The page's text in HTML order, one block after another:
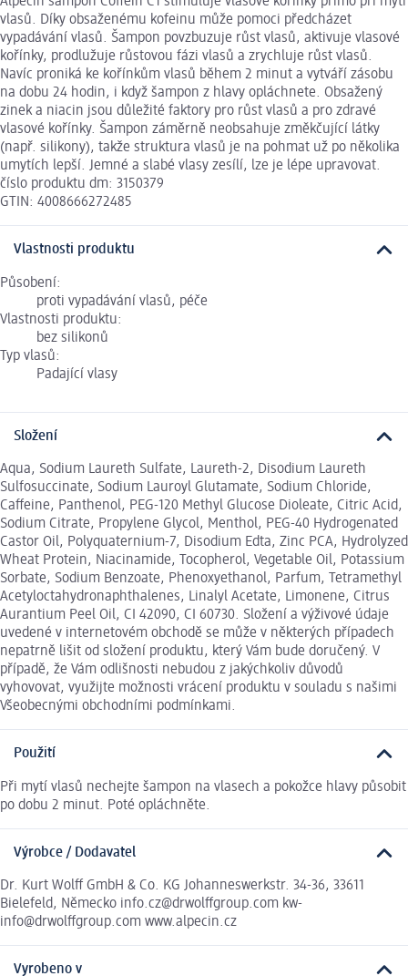
vlasů. Díky obsaženému kofeinu může pomoci předcházet
vypadávání vlasů. Šampon povzbuzuje růst vlasů, aktivuje vlasové
kořínky, prodlužuje růstovou fázi vlasů a zrychluje růst vlasů.
Navíc proniká ke kořínkům vlasů během 2 minut a vytváří zásobu
na dobu 24 hodin, i když šampon z hlavy opláchnete. Obsažený
zinek a niacin jsou důležité faktory pro růst vlasů a pro zdravé
vlasové kořínky. Šampon záměrně neobsahuje změkčující látky
(např. silikony), takže struktura vlasů je na pohmat už po několika
umytích lepší. Jemné a slabé vlasy zesílí, lze je lépe upravovat.
číslo produktu dm: 3150379
GTIN: 4008666272485
Vlastnosti produktu
Působení:
proti vypadávání vlasů, péče
Vlastnosti produktu:
bez silikonů
Typ vlasů:
Padající vlasy
Složení
Aqua, Sodium Laureth Sulfate, Laureth-2, Disodium Laureth
Sulfosuccinate, Sodium Lauroyl Glutamate, Sodium Chloride,
Caffeine, Panthenol, PEG-120 Methyl Glucose Dioleate, Citric Acid,
Sodium Citrate, Propylene Glycol, Menthol, PEG-40 Hydrogenated
Castor Oil, Polyquaternium-7, Disodium Edta, Zinc PCA, Hydrolyzed
Wheat Protein, Niacinamide, Tocopherol, Vegetable Oil, Potassium
Sorbate, Sodium Benzoate, Phenoxyethanol, Parfum, Tetramethyl
Acetyloctahydronaphthalenes, Linalyl Acetate, Limonene, Citrus
Aurantium Peel Oil, CI 42090, CI 60730. Složení a výživové údaje
uvedené v internetovém obchodě se může v některých případech
nepatrně lišit od složení produktu, který Vám bude doručený. V
případě, že Vám odlišnosti nebudou z jakýchkoliv důvodů
vyhovovat, využijte možnosti vrácení produktu v souladu s našimi
Všeobecnými obchodními podmínkami.
Použití
Při mytí vlasů nechejte šampon na vlasech a pokožce hlavy působit
po dobu 2 minut. Poté opláchněte.
Výrobce / Dodavatel
Dr. Kurt Wolff GmbH & Co. KG Johanneswerkstr. 34-36, 33611
Bielefeld, Německo info.cz@drwolffgroup.com kw-
info@drwolffgroup.com www.alpecin.cz
Vyrobeno v